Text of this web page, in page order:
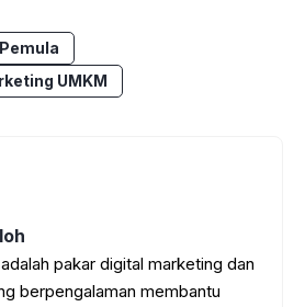
UMKM
pakar digital marketing dan
berpengalaman membantu